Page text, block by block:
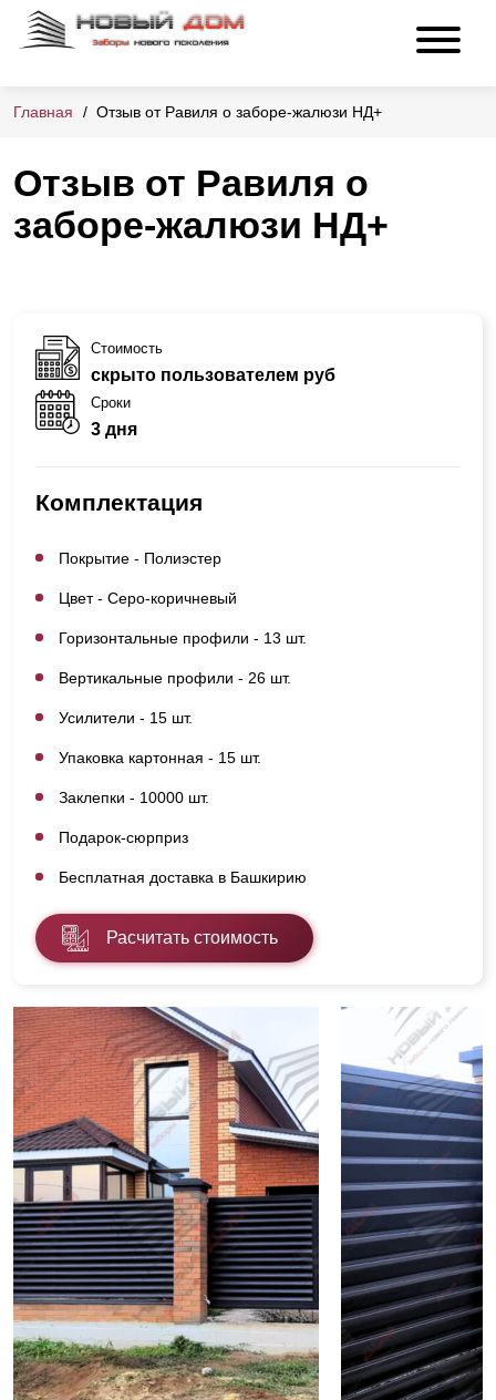
Главная Отзыв от Равиля о заборе-жалюзи НД+
Отзыв от Равиля о
заборе-жалюзи НД+
Стоимость
скрыто пользователем руб
Сроки
3 дня
Комплектация
Покрытие - Полиэстер
Цвет - Серо-коричневый
Горизонтальные профили - 13 шт.
Вертикальные профили - 26 шт.
Усилители - 15 шт.
Упаковка картонная - 15 шт.
Заклепки - 10000 шт.
Подарок-сюрприз
Бесплатная доставка в Башкирию
Расчитать стоимость